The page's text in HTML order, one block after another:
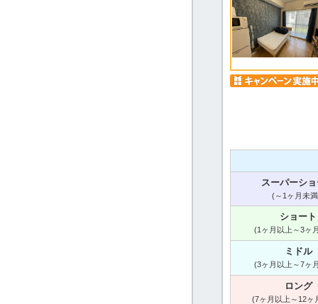
スーパーシ
(～1ヶ月未
ショート
(1ヶ月以上～3ヶ
ミドル
(3ヶ月以上～7ヶ
ロング
(7ヶ月以上～12ヶ